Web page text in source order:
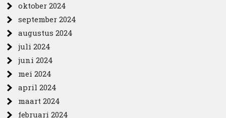
oktober 2024
september 2024
augustus 2024
juli 2024
juni 2024
mei 2024
april 2024
maart 2024
februari 2024